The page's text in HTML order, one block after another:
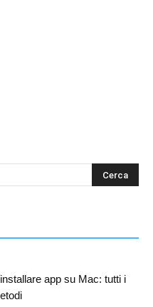
s
app su Mac: tutti i